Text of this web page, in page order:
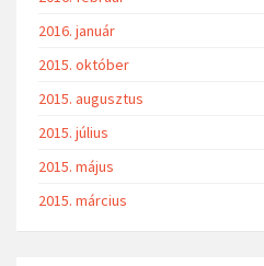
2016. január
2015. október
2015. augusztus
2015. július
2015. május
2015. március